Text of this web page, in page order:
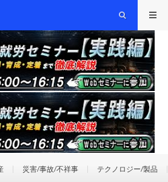
災害/事故/不祥事 テクノロジー/製品